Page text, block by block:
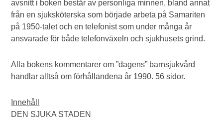
avsnitt i boken består av personliga minnen, bland annat
från en sjuksköterska som började arbeta på Samariten
på 1950-talet och en telefonist som under många år
ansvarade för både telefonväxeln och sjukhusets grind.
Alla bokens kommentarer om ”dagens” barnsjukvård
handlar alltså om förhållandena år 1990. 56 sidor.
Innehåll
DEN SJUKA STADEN